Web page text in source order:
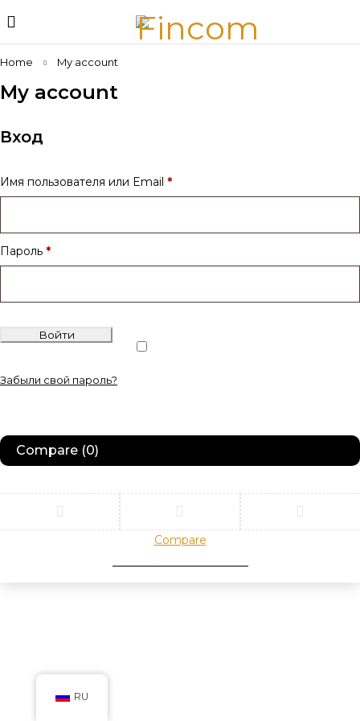
Home My account
My account
Вход
Имя пользователя или Email *
Пароль *
Войти
Забыли свой пароль?
RU
Compare (0)
Compare